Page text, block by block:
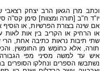
וכתב מרן הגאון הרב יצחק
יו"ד ח"ב [תורה ומצוות] סימן קס"ה
אם שינה בצורת הפרשיות, או
או הרחיק או הקריב בין אות
שתי תיבות נראות כתיבה אחת, הרי
תורה, אלא כחוֹמֶש מן החומְשין.
איש עד למשה מסיני מפי
נשתבשו הספרים ונחלקו הסופרים